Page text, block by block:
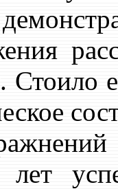
Стоило
лет